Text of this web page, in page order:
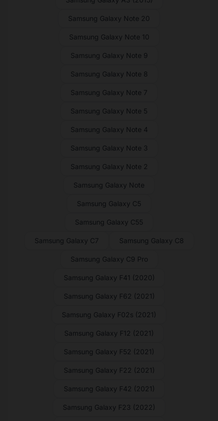
Samsung Galaxy Note 20
Samsung Galaxy Note 10
Samsung Galaxy Note 9
Samsung Galaxy Note 8
Samsung Galaxy Note 7
Samsung Galaxy Note 5
Samsung Galaxy Note 4
Samsung Galaxy Note 3
Samsung Galaxy Note 2
Samsung Galaxy Note
Samsung Galaxy C5
Samsung Galaxy C55
Samsung Galaxy C7 Samsung Galaxy C8
Samsung Galaxy C9 Pro
Samsung Galaxy F41 (2020)
Samsung Galaxy F62 (2021)
Samsung Galaxy F02s (2021)
Samsung Galaxy F12 (2021)
Samsung Galaxy F52 (2021)
Samsung Galaxy F22 (2021)
Samsung Galaxy F42 (2021)
Samsung Galaxy F23 (2022)